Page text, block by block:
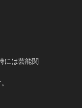
には芸能関